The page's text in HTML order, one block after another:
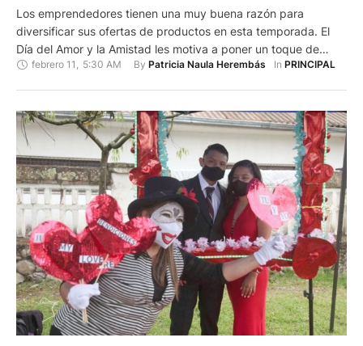
Los emprendedores tienen una muy buena razón para
diversificar sus ofertas de productos en esta temporada. El
Día del Amor y la Amistad les motiva a poner un toque de
creatividad adicional en el afán de generar ingresos
febrero 11 5:30 AM By Patricia Naula Herembás In PRINCIPAL